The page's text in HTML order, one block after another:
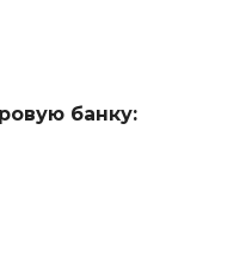
банку: